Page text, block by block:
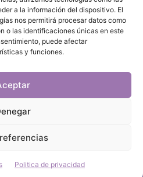
a la información del dispositivo. El
nos permitirá procesar datos como
o las identificaciones únicas en este
puede afectar
y funciones.
Politica de privacidad